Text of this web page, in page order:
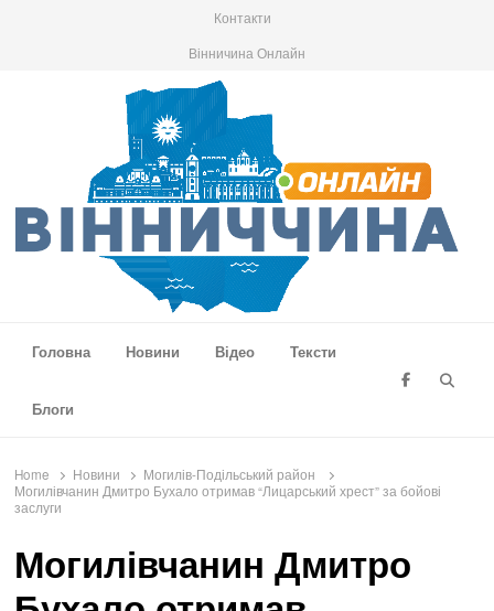
Контакти
Вінничина Онлайн
Головна
Новини Відео Тексти
Блоги
Home Новини
Могилів-Подільський район
Могилівчанин Дмитро Бухало отримав “Лицарський хрест” за бойові
заслуги
Могилівчанин Дмитро